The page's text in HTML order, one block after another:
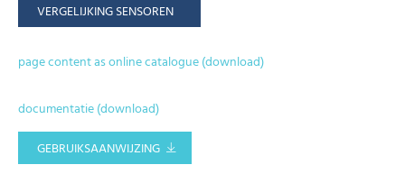
VERGELIJKING SENSOREN
page content as online catalogue (download)
documentatie (download)
GEBRUIKSAANWIJZING